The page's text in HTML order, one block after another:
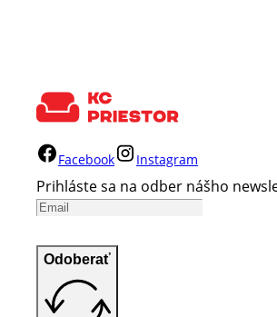
Facebook Instagram
Prihláste sa na odber nášho
Odoberať